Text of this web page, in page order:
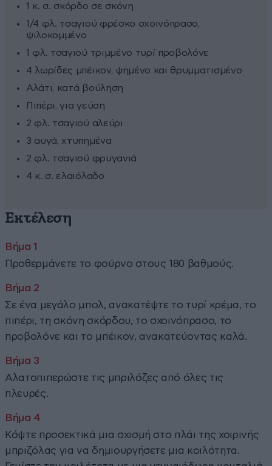
1 κ. σ. σκόρδο σε σκόνη
1/4 φλ. τσαγιού φρέσκο σχοινόπρασο,
ψιλοκομμένο
1 φλ. τσαγιού τριμμένο τυρί προβολόνε
4 λωρίδες μπέικον, ψημένο και θρυμματισμένο
Αλάτι, κατά βούληση
Πιπέρι, για γεύση
2 φλ. τσαγιού αλεύρι
3 αυγά, χτυπημένα
2 φλ. τσαγιού φρυγανιά
4 κ. σ. ελαιόλαδο
Εκτέλεση
Προθερμάνετε το φούρνο στους 180 βαθμούς.
Σε ένα μεγάλο μπολ, ανακατέψτε το τυρί κρέμα, το
πιπέρι, τη σκόνη σκόρδου, το σχοινόπρασο, το
προβολόνε και το μπέικον, ανακατεύοντας καλά.
Αλατοπιπερώστε τις μπριλόζες από όλες τις
πλευρές.
Κόψτε προσεκτικά μια σχισμή στο πλάι της χοιρινής
μπριζόλας για να δημιουργήσετε μια κοιλότητα.